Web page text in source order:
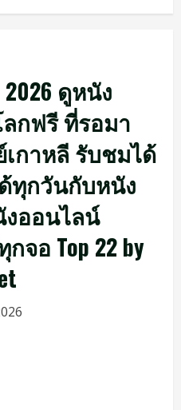
2026 ดูหนัง
กฟรี ที่รอมา
กาหลี รับชมได้
ทุกวันกับหนัง
งออนไลน์
จอ Top 22 by